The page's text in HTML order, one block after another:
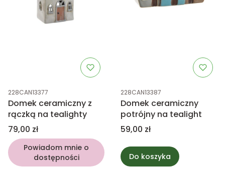
Kod produktu
228CAN13377
Domek ceramiczny z
rączką na tealighty
Cena
79,00 zł
Powiadom mnie o
dostępności
Kod produktu
228CAN13387
Domek ceramiczny
potrójny na tealight
Cena
59,00 zł
Do koszyka